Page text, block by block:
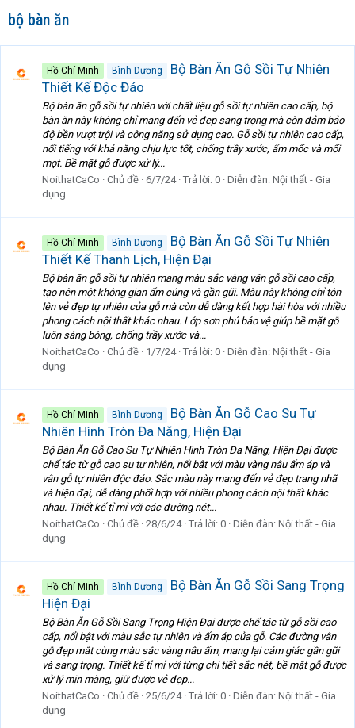
bộ bàn ăn
Hồ Chí Minh Bình Dương
Bộ Bàn Ăn Gỗ Sồi Tự Nhiên
Thiết Kế Độc Đáo
Bộ bàn ăn gỗ sồi tự nhiên với chất liệu gỗ sồi tự nhiên cao cấp, bộ
bàn ăn này không chỉ mang đến vẻ đẹp sang trọng mà còn đảm bảo
độ bền vượt trội và công năng sử dụng cao. Gỗ sồi tự nhiên cao cấp,
nổi tiếng với khả năng chịu lực tốt, chống trầy xước, ẩm mốc và mối
mọt. Bề mặt gỗ được xử lý...
NoithatCaCo
Chủ đề 6/7/24 Trả lời: 0 Diễn đàn: Nội thất - Gia
dụng
Hồ Chí Minh Bình Dương
Bộ Bàn Ăn Gỗ Sồi Tự Nhiên
Thiết Kế Thanh Lịch, Hiện Đại
Bộ bàn ăn gỗ sồi tự nhiên mang màu sắc vàng vân gỗ sồi cao cấp,
tạo nên một không gian ấm cúng và gần gũi. Màu này không chỉ tôn
lên vẻ đẹp tự nhiên của gỗ mà còn dễ dàng kết hợp hài hòa với nhiều
phong cách nội thất khác nhau. Lớp sơn phủ bảo vệ giúp bề mặt gỗ
luôn sáng bóng, chống trầy xước và...
NoithatCaCo
Chủ đề 1/7/24 Trả lời: 0 Diễn đàn: Nội thất - Gia
dụng
Hồ Chí Minh Bình Dương
Bộ Bàn Ăn Gỗ Cao Su Tự
Nhiên Hình Tròn Đa Năng, Hiện Đại
Bộ Bàn Ăn Gỗ Cao Su Tự Nhiên Hình Tròn Đa Năng, Hiện Đại được
chế tác từ gỗ cao su tự nhiên, nổi bật với màu vàng nâu ấm áp và
vân gỗ tự nhiên độc đáo. Sắc màu này mang đến vẻ đẹp trang nhã
và hiện đại, dễ dàng phối hợp với nhiều phong cách nội thất khác
nhau. Thiết kế tỉ mỉ với các đường nét...
NoithatCaCo
Chủ đề 28/6/24 Trả lời: 0 Diễn đàn: Nội thất - Gia
dụng
Hồ Chí Minh Bình Dương
Bộ Bàn Ăn Gỗ Sồi Sang Trọng
Hiện Đại
Bộ Bàn Ăn Gỗ Sồi Sang Trọng Hiện Đại được chế tác từ gỗ sồi cao
cấp, nổi bật với màu sắc tự nhiên và ấm áp của gỗ. Các đường vân
gỗ đẹp mắt cùng màu sắc vàng nâu ấm, mang lại cảm giác gần gũi
và sang trọng. Thiết kế tỉ mỉ với từng chi tiết sắc nét, bề mặt gỗ được
xử lý mịn màng, giữ được vẻ đẹp...
NoithatCaCo
Chủ đề 25/6/24 Trả lời: 0 Diễn đàn: Nội thất - Gia
dụng